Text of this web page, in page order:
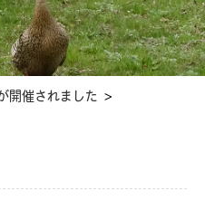
開催されました >